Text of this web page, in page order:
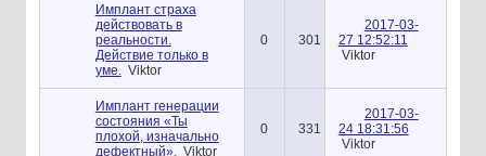
Имплант страха
действовать в
реальности.
Действие только в
уме.
Viktor
0 301
2017-03-
27 12:52:11
Viktor
Имплант генерации
состояния «Ты
плохой, изначально
дефектный».
Viktor
0 331
2017-03-
24 18:31:56
Viktor